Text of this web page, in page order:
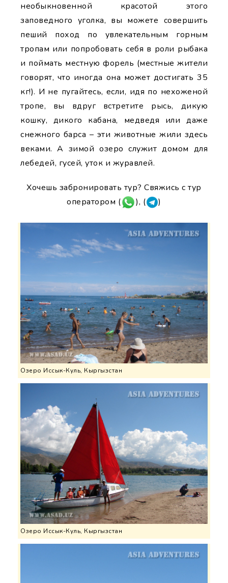
необыкновенной красотой этого
заповедного уголка, вы можете совершить
пеший поход по увлекательным горным
тропам или попробовать себя в роли рыбака
и поймать местную форель (местные жители
говорят, что иногда она может достигать 35
кг!). И не пугайтесь, если, идя по нехоженой
тропе, вы вдруг встретите рысь, дикую
кошку, дикого кабана, медведя или даже
снежного барса – эти животные жили здесь
веками. А зимой озеро служит домом для
лебедей, гусей, уток и журавлей.
Хочешь забронировать тур? Свяжись с тур
оператором (
), ( )
Озеро Иссык-Куль, Кыргызстан
Озеро Иссык-Куль, Кыргызстан